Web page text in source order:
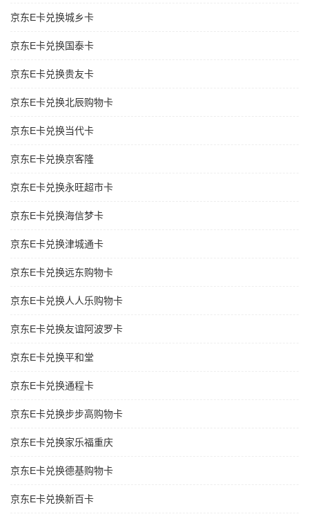
京东E卡兑换城乡卡
京东E卡兑换国泰卡
京东E卡兑换贵友卡
京东E卡兑换北辰购物卡
京东E卡兑换当代卡
京东E卡兑换京客隆
京东E卡兑换永旺超市卡
京东E卡兑换海信梦卡
京东E卡兑换津城通卡
京东E卡兑换远东购物卡
京东E卡兑换人人乐购物卡
京东E卡兑换友谊阿波罗卡
京东E卡兑换平和堂
京东E卡兑换通程卡
京东E卡兑换步步高购物卡
京东E卡兑换家乐福重庆
京东E卡兑换德基购物卡
京东E卡兑换新百卡